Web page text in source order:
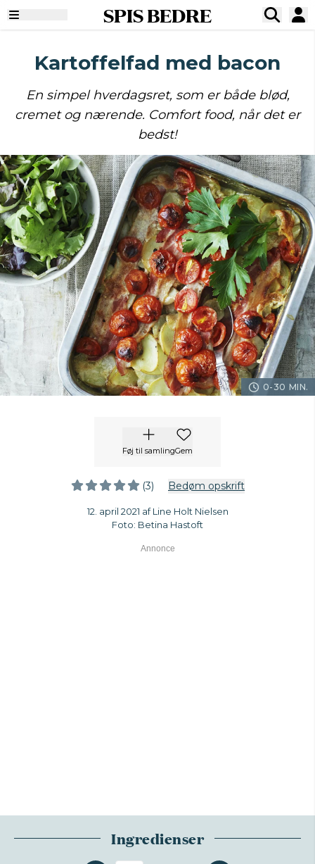
SPIS BEDRE
Kartoffelfad med bacon
En simpel hverdagsret, som er både blød,
cremet og nærende. Comfort food, når det er
bedst!
0-30 MIN.
Føj til samlingGem
(3) Bedøm opskrift
12. april 2021 af Line Holt Nielsen
Foto: Betina Hastoft
Ingredienser